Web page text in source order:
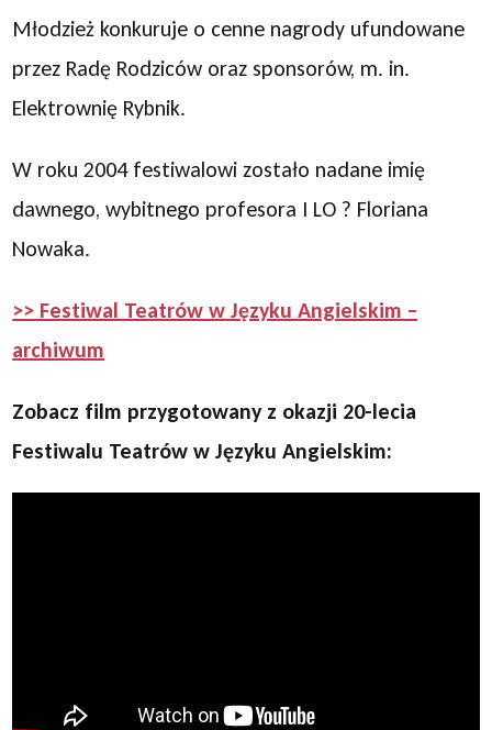
Młodzież konkuruje o cenne nagrody ufundowane
przez Radę Rodziców oraz sponsorów, m. in.
Elektrownię Rybnik.
W roku 2004 festiwalowi zostało nadane imię
dawnego, wybitnego profesora I LO ? Floriana
Nowaka.
>> Festiwal Teatrów w Języku Angielskim –
archiwum
Zobacz film przygotowany z okazji 20-lecia
Festiwalu Teatrów w Języku Angielskim: